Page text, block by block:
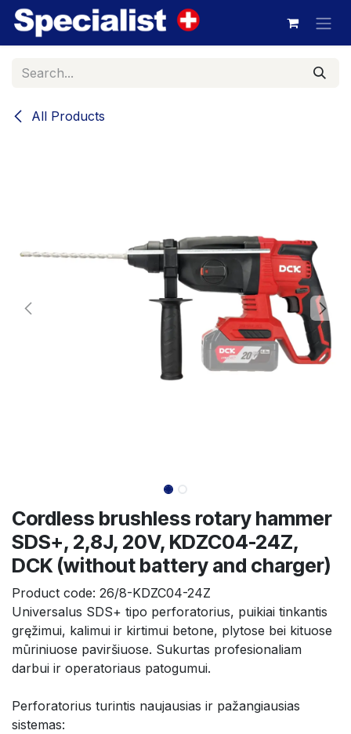
Skip to Content
All Products
Cordless brushless rotary hammer
SDS+, 2,8J, 20V, KDZC04-24Z,
DCK (without battery and charger)
Product code: 26/8-KDZC04-24Z
Universalus SDS+ tipo perforatorius, puikiai tinkantis
gręžimui, kalimui ir kirtimui betone, plytose bei kituose
mūriniuose paviršiuose. Sukurtas profesionaliam
darbui ir operatoriaus patogumui.
Perforatorius turintis naujausias ir pažangiausias
sistemas: